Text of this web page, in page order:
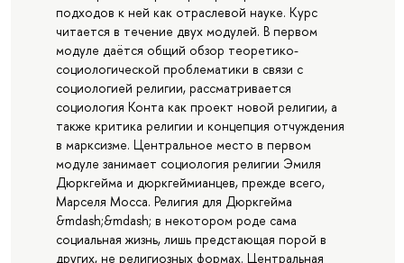
подходов к ней как отраслевой науке. Курс
читается в течение двух модулей. В первом
модуле даётся общий обзор теоретико-
социологической проблематики в связи с
социологией религии, рассматривается
социология Конта как проект новой религии, а
также критика религии и концепция отчуждения
в марксизме. Центральное место в первом
модуле занимает социология религии Эмиля
Дюркгейма и дюркгеймианцев, прежде всего,
Марселя Мосса. Религия для Дюркгейма
&mdash;&mdash; в некотором роде сама
социальная жизнь, лишь предстающая порой в
других, не религиозных формах. Центральная